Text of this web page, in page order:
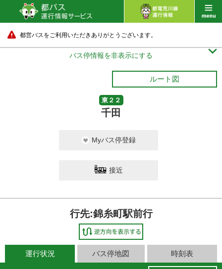
都営バスをご利用いただきありがとうございます。
バス停情報を非表示にする 
ルート図
東２２
千田
Myバス停登録
接近
行先:錦糸町駅前行
運行状況 バス停地図 時刻表